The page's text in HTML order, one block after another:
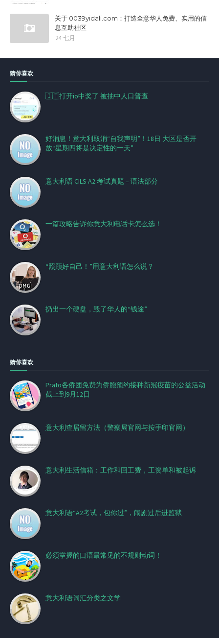
关于 0039yidali.com：打造全意华人免费、实用的信
息互助社区
24 七月
猜你喜欢
🇮🇹打开io中奖了 被抽中人口普查
好消息！意大利取消“自我声明”！18日 大区是否开
放“星期四将是决定性的一天”
意大利语 CILS A2 考试真题 – 语法部分
一篇攻略告诉你意大利电话卡怎么选！
“照顾好自己！”用意大利语怎么说？
扔出一个硬盘，毁了华人的“钱途”
猜你喜欢
Prato各侨团免费为侨胞预约接种新冠疫苗的公益活动
截止到9月12日
意大利查居留方法（警察局官网与按手印官网）
意大利生活信箱：工作和回工费，工资单和被起诉
意大利语“A2考试，包你过”，闹剧过后进监狱
必须掌握的口语最常见的不规则动词！
意大利语词汇分类之文学